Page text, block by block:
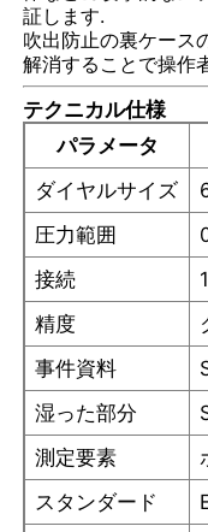
ホーム
製品
企業情報
会社案内
品質管理
証します.
吹出防止の裏ケース
解消することで操作
テクニカル仕様
パラメータ
ダイヤルサイズ
圧力範囲
接続
精度
事件資料
湿った部分
測定要素
スタンダード